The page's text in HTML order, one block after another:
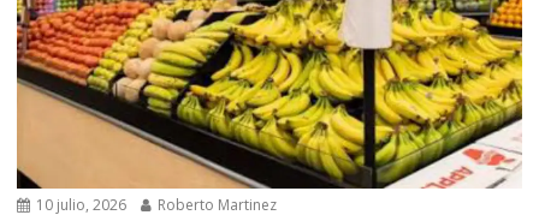
10 julio, 2026 Roberto Martinez